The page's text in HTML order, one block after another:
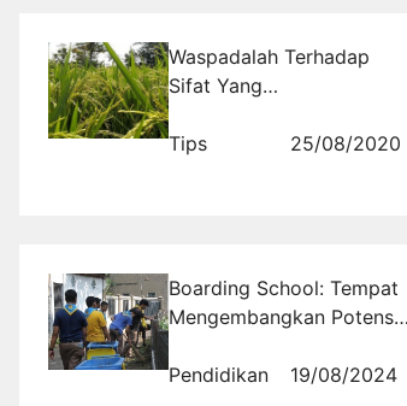
Waspadalah Terhadap
Sifat Yang
Tips
25/08/2020
Boarding School: Tempat
Mengembangkan Potensi
Pendidikan
19/08/2024